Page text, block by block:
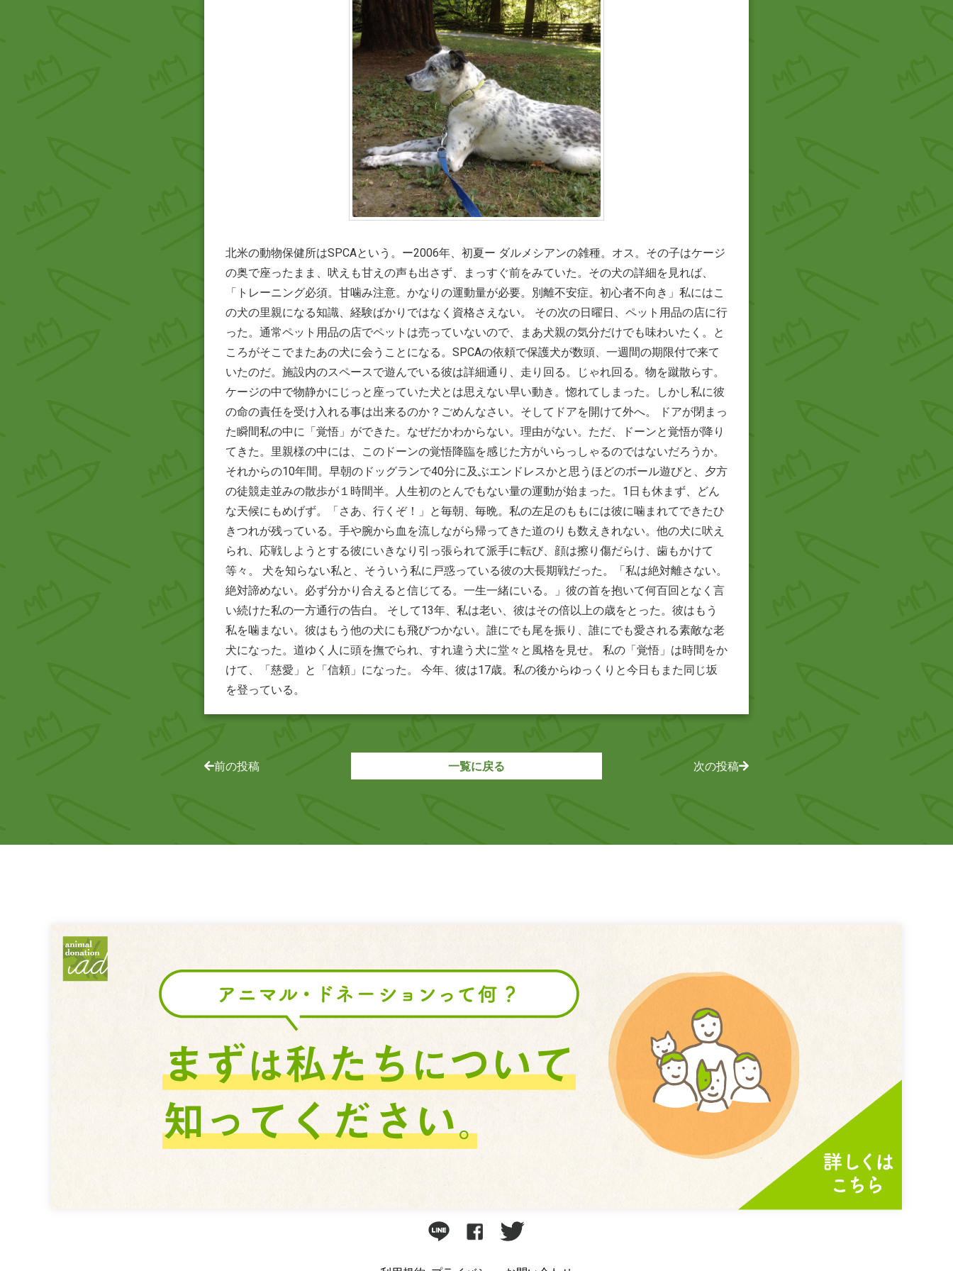
北米の動物保健所はSPCAという。ー2006年、初夏ー ダルメシアンの雑種。オス。その子はケージ
の奥で座ったまま、吠えも甘えの声も出さず、まっすぐ前をみていた。その犬の詳細を見れば、
「トレーニング必須。甘噛み注意。かなりの運動量が必要。別離不安症。初心者不向き」私にはこ
の犬の里親になる知識、経験ばかりではなく資格さえない。 その次の日曜日、ペット用品の店に行
った。通常ペット用品の店でペットは売っていないので、まあ犬親の気分だけでも味わいたく。と
ころがそこでまたあの犬に会うことになる。SPCAの依頼で保護犬が数頭、一週間の期限付で来て
いたのだ。施設内のスペースで遊んでいる彼は詳細通り、走り回る。じゃれ回る。物を蹴散らす。
ケージの中で物静かにじっと座っていた犬とは思えない早い動き。惚れてしまった。しかし私に彼
の命の責任を受け入れる事は出来るのか？ごめんなさい。そしてドアを開けて外へ。 ドアが閉まっ
た瞬間私の中に「覚悟」ができた。なぜだかわからない。理由がない。ただ、ドーンと覚悟が降り
てきた。里親様の中には、このドーンの覚悟降臨を感じた方がいらっしゃるのではないだろうか。
それからの10年間。早朝のドッグランで40分に及ぶエンドレスかと思うほどのボール遊びと、夕方
の徒競走並みの散歩が１時間半。人生初のとんでもない量の運動が始まった。1日も休まず、どん
な天候にもめげず。「さあ、行くぞ！」と毎朝、毎晩。私の左足のももには彼に噛まれてできたひ
きつれが残っている。手や腕から血を流しながら帰ってきた道のりも数えきれない。他の犬に吠え
られ、応戦しようとする彼にいきなり引っ張られて派手に転び、顔は擦り傷だらけ、歯もかけて
等々。 犬を知らない私と、そういう私に戸惑っている彼の大長期戦だった。「私は絶対離さない。
絶対諦めない。必ず分かり合えると信じてる。一生一緒にいる。」彼の首を抱いて何百回となく言
い続けた私の一方通行の告白。 そして13年、私は老い、彼はその倍以上の歳をとった。彼はもう
私を噛まない。彼はもう他の犬にも飛びつかない。誰にでも尾を振り、誰にでも愛される素敵な老
犬になった。道ゆく人に頭を撫でられ、すれ違う犬に堂々と風格を見せ。 私の「覚悟」は時間をか
けて、「慈愛」と「信頼」になった。 今年、彼は17歳。私の後からゆっくりと今日もまた同じ坂
を登っている。
前の投稿 一覧に戻る 次の投稿